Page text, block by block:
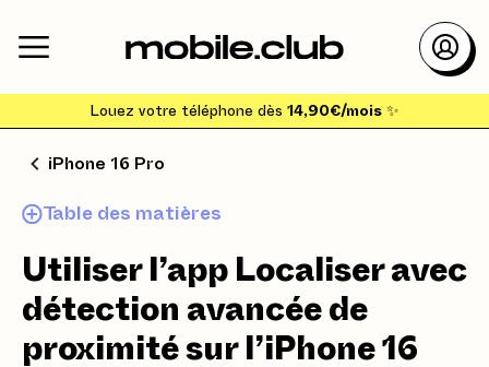
Louez votre téléphone dès 14,90€/mois ✨
iPhone 16 Pro
Table des matières
Utiliser l’app Localiser avec
détection avancée de
proximité sur l’iPhone 16